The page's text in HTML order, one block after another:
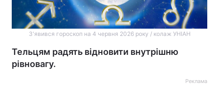
З'явився гороскоп на 4 червня 2026 року / колаж УНІАН
Тельцям радять відновити внутрішню
рівновагу.
Реклама